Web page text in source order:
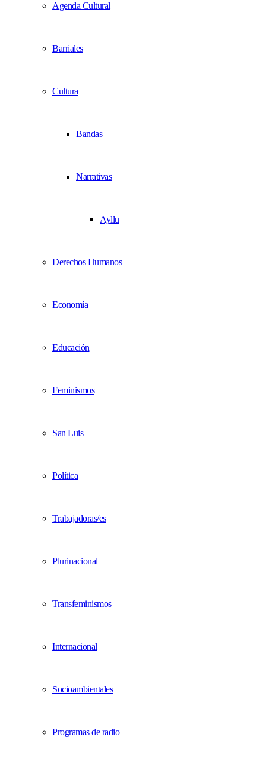
Agenda Cultural
Barriales
Cultura
Bandas
Narrativas
Ayllu
Derechos Humanos
Economía
Educación
Feminismos
San Luis
Política
Trabajadoras/es
Plurinacional
Transfeminismos
Internacional
Socioambientales
Programas de radio